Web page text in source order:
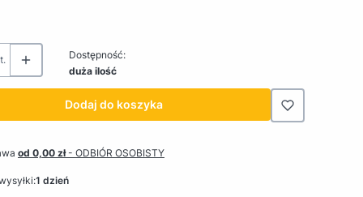
Dostępność:
duża ilość
Dodaj do koszyka
od 0,00 zł- ODBIÓR OSOBISTY
1 dzień